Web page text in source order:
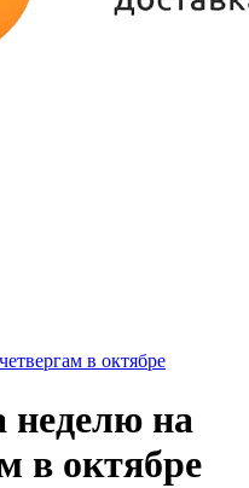
в октябре
неделю на
в октябре